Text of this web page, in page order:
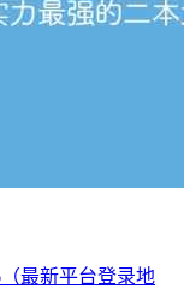
最新平台登录地